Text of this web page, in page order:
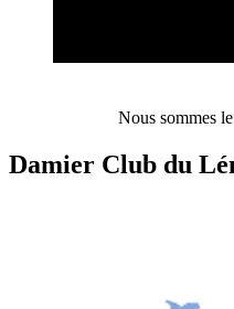
Nous sommes le
Damier Club du